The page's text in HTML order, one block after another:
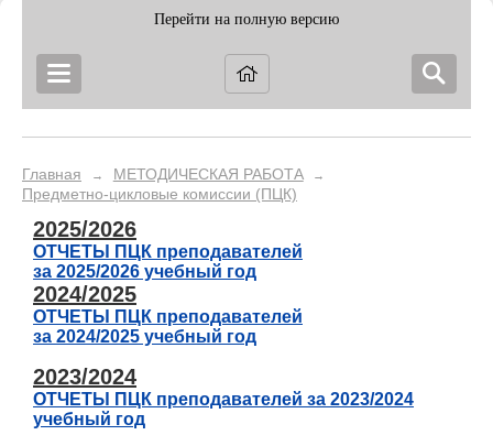
Перейти на полную версию
Главная → МЕТОДИЧЕСКАЯ РАБОТА →
Предметно-цикловые комиссии (ПЦК)
2025/2026
ОТЧЕТЫ ПЦК преподавателей
за 2025/2026 учебный год
2024/2025
ОТЧЕТЫ ПЦК преподавателей
за 2024/2025 учебный год
2023/2024
ОТЧЕТЫ ПЦК преподавателей за 2023/2024
учебный год